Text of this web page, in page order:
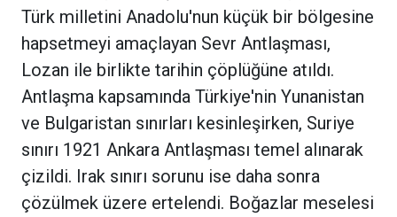
Türk milletini Anadolu'nun küçük bir bölgesine
hapsetmeyi amaçlayan Sevr Antlaşması,
Lozan ile birlikte tarihin çöplüğüne atıldı.
Antlaşma kapsamında Türkiye'nin Yunanistan
ve Bulgaristan sınırları kesinleşirken, Suriye
sınırı 1921 Ankara Antlaşması temel alınarak
çizildi. Irak sınırı sorunu ise daha sonra
çözülmek üzere ertelendi. Boğazlar meselesi